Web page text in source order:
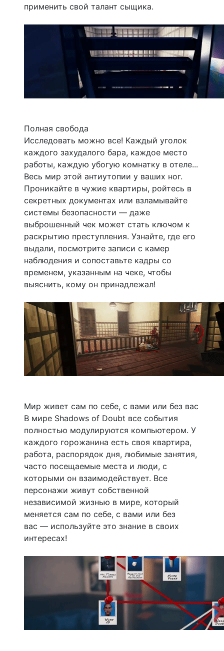
применить свой талант сыщика.
Полная свобода
Исследовать можно все! Каждый уголок
каждого захудалого бара, каждое место
работы, каждую убогую комнатку в отеле...
Весь мир этой антиутопии у ваших ног.
Проникайте в чужие квартиры, ройтесь в
секретных документах или взламывайте
системы безопасности — даже
выброшенный чек может стать ключом к
раскрытию преступления. Узнайте, где его
выдали, посмотрите записи с камер
наблюдения и сопоставьте кадры со
временем, указанным на чеке, чтобы
выяснить, кому он принадлежал!
Мир живет сам по себе, с вами или без вас
В мире Shadows of Doubt все события
полностью модулируются компьютером. У
каждого горожанина есть своя квартира,
работа, распорядок дня, любимые занятия,
часто посещаемые места и люди, с
которыми он взаимодействует. Все
персонажи живут собственной
независимой жизнью в мире, который
меняется сам по себе, с вами или без
вас — используйте это знание в своих
интересах!